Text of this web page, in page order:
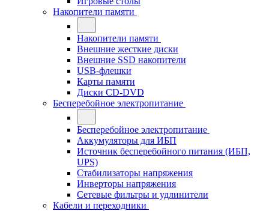
Накопители памяти
Накопители памяти
Внешние жесткие диски
Внешние SSD накопители
USB-флешки
Карты памяти
Диски CD-DVD
Бесперебойное электропитание
Бесперебойное электропитание
Аккумуляторы для ИБП
Источник бесперебойного питания (ИБП,
UPS)
Стабилизаторы напряжения
Инверторы напряжения
Сетевые фильтры и удлинители
Кабели и переходники